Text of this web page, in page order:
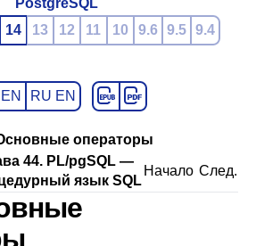
PostgreSQL
14 13 12 11 10 9.6 9.5 9.4
EN RU EN
операторы
44. PL/pgSQL —
язык SQL
Начало След.